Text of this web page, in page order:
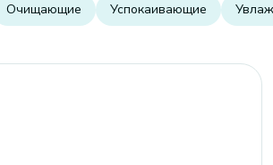
Очищающие Успокаивающие